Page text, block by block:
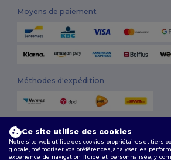
Moyens de paiement
Méthodes d'expédition
Ce site utilise des cookies
Notre site web utilise des cookies propriétaires et tiers
globale, mémoriser vos préférences, analyser les
expérience de navigation fluide et personnalisée, y